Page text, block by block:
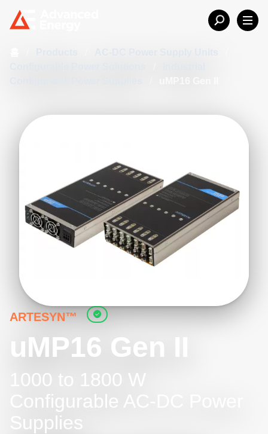
ARTESYN™
uMP16 Gen II
1000 to 1800 W
Configurable AC-DC Power
Supplies